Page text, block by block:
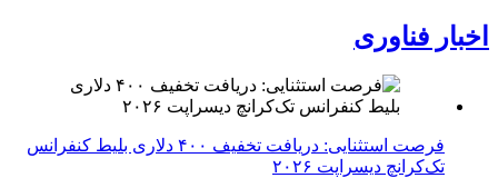
اخبار فناوری
فرصت استثنایی: دریافت تخفیف ۴۰۰ دلاری بلیط کنفرانس
تک‌کرانچ دیسراپت ۲۰۲۶